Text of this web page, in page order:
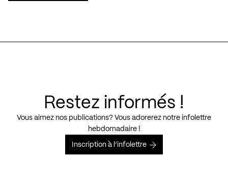
Restez informés !
Vous aimez nos publications? Vous adorerez notre infolettre
hebdomadaire !
Inscription à l’infolettre